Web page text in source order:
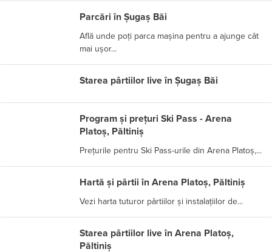
Parcări în Șugaș Băi
Află unde poți parca mașina pentru a ajunge cât
mai ușor...
Starea pârtiilor live în Șugaș Băi
Program și prețuri Ski Pass - Arena
Platoș, Păltiniș
Prețurile pentru Ski Pass-urile din Arena Platoș,...
Hartă și pârtii în Arena Platoș, Păltiniș
Vezi harta tuturor pârtiilor și instalațiilor de...
Starea pârtiilor live în Arena Platoș,
Păltiniș